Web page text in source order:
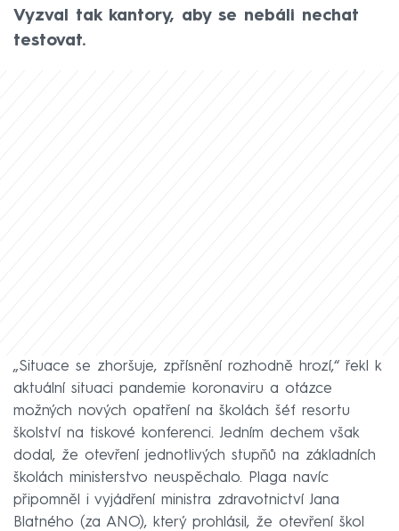
Vyzval tak kantory, aby se nebáli nechat
testovat.
„Situace se zhoršuje, zpřísnění rozhodně hrozí,“ řekl k
aktuální situaci pandemie koronaviru a otázce
možných nových opatření na školách šéf resortu
školství na tiskové konferenci. Jedním dechem však
dodal, že otevření jednotlivých stupňů na základních
školách ministerstvo neuspěchalo. Plaga navíc
připomněl i vyjádření ministra zdravotnictví Jana
Blatného (za ANO), který prohlásil, že otevření škol